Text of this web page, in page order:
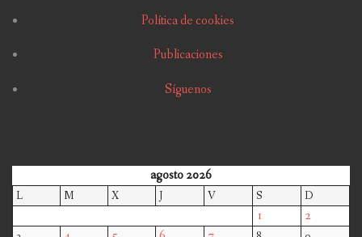
Política de cookies
Publicaciones
Síguenos
agosto 2026
L M X J V S D
1 2